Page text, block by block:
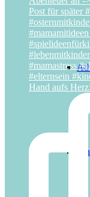
Hand aufs